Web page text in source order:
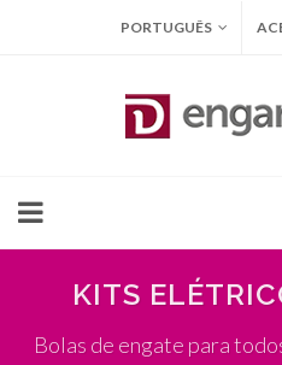
PORTUGUÊS
KITS
Bolas de engate para